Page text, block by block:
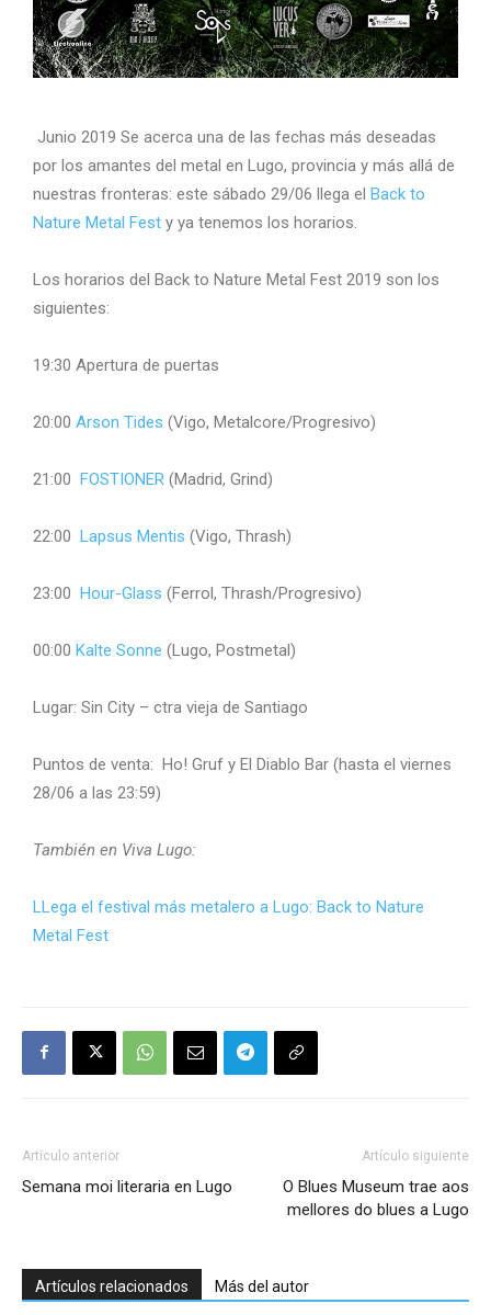
Junio 2019 Se acerca una de las fechas más deseadas
por los amantes del metal en Lugo, provincia y más allá de
nuestras fronteras: este sábado 29/06 llega el Back to
Nature Metal Fest y ya tenemos los horarios.
Los horarios del Back to Nature Metal Fest 2019 son los
siguientes:
19:30 Apertura de puertas
20:00 Arson Tides (Vigo, Metalcore/Progresivo)
21:00 FOSTIONER (Madrid, Grind)
22:00 Lapsus Mentis (Vigo, Thrash)
23:00 Hour-Glass (Ferrol, Thrash/Progresivo)
00:00 Kalte Sonne (Lugo, Postmetal)
Lugar: Sin City – ctra vieja de Santiago
Puntos de venta: Ho! Gruf y El Diablo Bar (hasta el viernes
28/06 a las 23:59)
También en Viva Lugo:
LLega el festival más metalero a Lugo: Back to Nature
Metal Fest
Artículo anterior
Semana moi literaria en Lugo
Artículo siguiente
O Blues Museum trae aos
mellores do blues a Lugo
Artículos relacionados Más del autor